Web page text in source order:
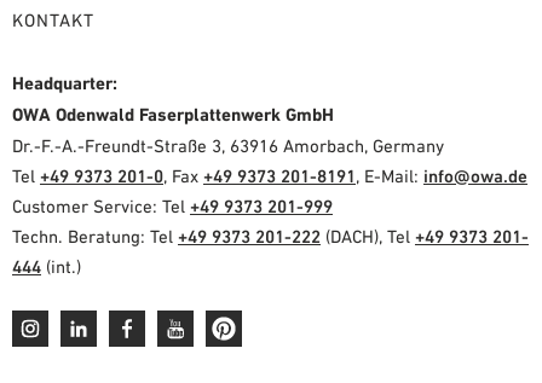
KONTAKT
Headquarter:
OWA Odenwald Faserplattenwerk GmbH
Dr.-F.-A.-Freundt-Straße 3, 63916 Amorbach, Germany
Tel +49 9373 201-0, Fax +49 9373 201-8191, E-Mail: info@owa.de
Customer Service: Tel +49 9373 201-999
Techn. Beratung: Tel +49 9373 201-222 (DACH), Tel +49 9373 201-
444 (int.)